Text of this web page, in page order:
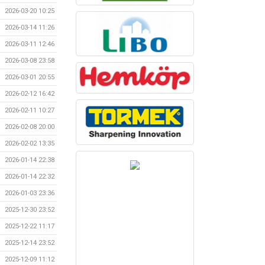
2026-03-20 10:25
2026-03-14 11:26
2026-03-11 12:46
2026-03-08 23:58
2026-03-01 20:55
2026-02-12 16:42
2026-02-11 10:27
2026-02-08 20:00
2026-02-02 13:35
2026-01-14 22:38
2026-01-14 22:32
2026-01-03 23:36
2025-12-30 23:52
2025-12-22 11:17
2025-12-14 23:52
2025-12-09 11:12